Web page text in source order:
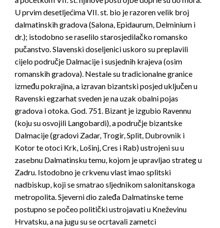
U prvim desetljećima VII. st. bio je razoren velik broj
dalmatinskih gradova (Salona, Epidaurum, Delminium i
dr.); istodobno se raselilo starosjedilačko romansko
pučanstvo. Slavenski doseljenici uskoro su preplavili
cijelo područje Dalmacije i susjednih krajeva (osim
romanskih gradova). Nestale su tradicionalne granice
između pokrajina, a izravan bizantski posjed uključen u
Ravenski egzarhat sveden je na uzak obalni pojas
gradova i otoka. God. 751. Bizant je izgubio Ravennu
(koju su osvojili Langobardi), a područje bizantske
Dalmacije (gradovi Zadar, Trogir, Split, Dubrovnik i
Kotor te otoci Krk, Lošinj, Cres i Rab) ustrojeni su u
zasebnu Dalmatinsku temu, kojom je upravljao strateg u
Zadru. Istodobno je crkvenu vlast imao splitski
nadbiskup, koji se smatrao sljednikom salonitanskoga
metropolita. Sjeverni dio zaleđa Dalmatinske teme
postupno se počeo politički ustrojavati u Kneževinu
Hrvatsku, a na jugu su se ocrtavali zametci